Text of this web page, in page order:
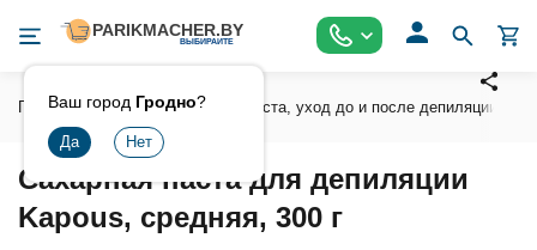
Ваш город Гродно?
Главная Воски , сахарная паста, уход до и после депиляции
Сахарная паста для депиляции
Kapous, средняя, 300 г